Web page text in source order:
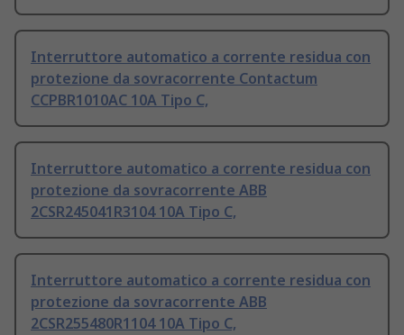
Interruttore automatico a corrente residua con
protezione da sovracorrente Contactum
CCPBR1010AC 10A Tipo C,
Interruttore automatico a corrente residua con
protezione da sovracorrente ABB
2CSR245041R3104 10A Tipo C,
Interruttore automatico a corrente residua con
protezione da sovracorrente ABB
2CSR255480R1104 10A Tipo C,